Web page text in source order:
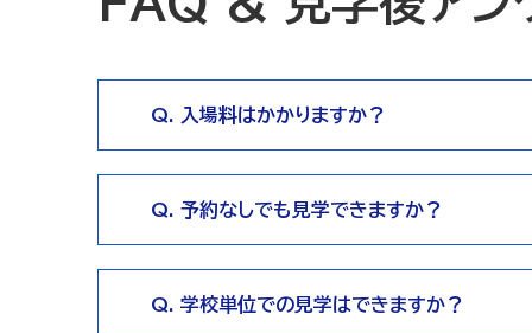
Q. 入場料はかかりますか？
Q. 予約なしでも見学できますか？
Q. 学校単位での見学はできますか？